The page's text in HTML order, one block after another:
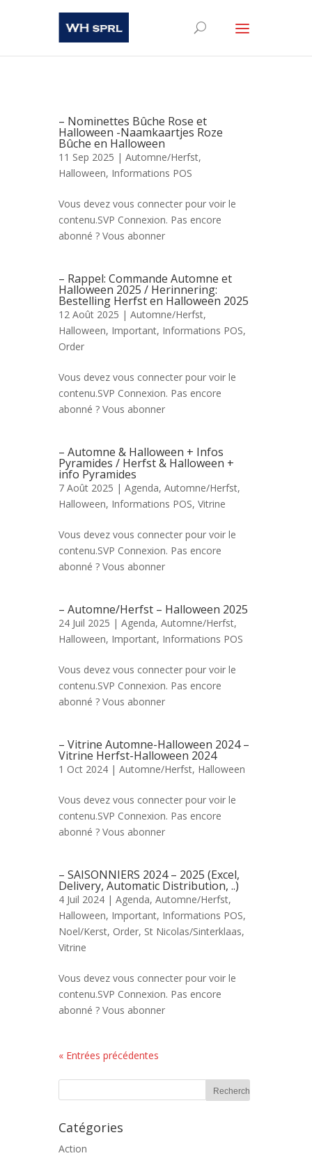
– Nominettes Bûche Rose et
Halloween -Naamkaartjes Roze
Bûche en Halloween
11 Sep 2025 | Automne/Herfst,
Halloween, Informations POS
Vous devez vous connecter pour voir le
contenu.SVP Connexion. Pas encore
abonné ? Vous abonner
– Rappel: Commande Automne et
Halloween 2025 / Herinnering:
Bestelling Herfst en Halloween 2025
12 Août 2025 | Automne/Herfst,
Halloween, Important, Informations POS,
Order
Vous devez vous connecter pour voir le
contenu.SVP Connexion. Pas encore
abonné ? Vous abonner
– Automne & Halloween + Infos
Pyramides / Herfst & Halloween +
info Pyramides
7 Août 2025 | Agenda, Automne/Herfst,
Halloween, Informations POS, Vitrine
Vous devez vous connecter pour voir le
contenu.SVP Connexion. Pas encore
abonné ? Vous abonner
– Automne/Herfst – Halloween 2025
24 Juil 2025 | Agenda, Automne/Herfst,
Halloween, Important, Informations POS
Vous devez vous connecter pour voir le
contenu.SVP Connexion. Pas encore
abonné ? Vous abonner
– Vitrine Automne-Halloween 2024 –
Vitrine Herfst-Halloween 2024
1 Oct 2024 | Automne/Herfst, Halloween
Vous devez vous connecter pour voir le
contenu.SVP Connexion. Pas encore
abonné ? Vous abonner
– SAISONNIERS 2024 – 2025 (Excel,
Delivery, Automatic Distribution, ..)
4 Juil 2024 | Agenda, Automne/Herfst,
Halloween, Important, Informations POS,
Noel/Kerst, Order, St Nicolas/Sinterklaas,
Vitrine
Vous devez vous connecter pour voir le
contenu.SVP Connexion. Pas encore
abonné ? Vous abonner
« Entrées précédentes
Catégories
Action